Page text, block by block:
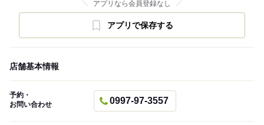
アプリなら会員登録なし
アプリで保存する
店舗基本情報
予約・
お問い合わせ
0997-97-3557